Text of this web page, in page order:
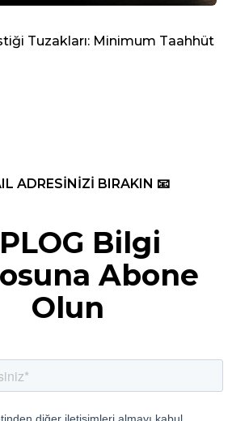
Tuzakları: Minimum Taahhüt
ADRESİNİZİ BIRAKIN 📧
Bilgi
Abone
Olun